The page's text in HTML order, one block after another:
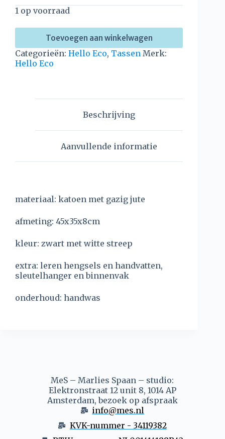
1 op voorraad
Toevoegen aan winkelwagen
Categorieën: Hello Eco, Tassen Merk:
Hello Eco
Beschrijving
Aanvullende informatie
materiaal: katoen met gazig jute
afmeting: 45x35x8cm
kleur: zwart met witte streep
extra: leren hengsels en handvatten,
sleutelhanger en binnenvak
onderhoud: handwas
MeS – Marlies Spaan – studio:
Elektronstraat 12 unit 8, 1014 AP
Amsterdam, bezoek op afspraak
info@mes.nl
KVK-nummer - 34119382